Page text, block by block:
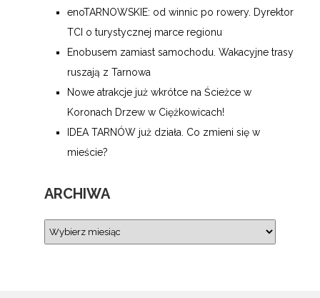
enoTARNOWSKIE: od winnic po rowery. Dyrektor
TCI o turystycznej marce regionu
Enobusem zamiast samochodu. Wakacyjne trasy
ruszają z Tarnowa
Nowe atrakcje już wkrótce na Ścieżce w
Koronach Drzew w Ciężkowicach!
IDEA TARNÓW już działa. Co zmieni się w
mieście?
ARCHIWA